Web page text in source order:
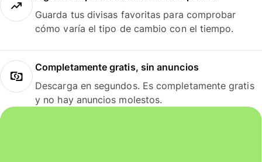
Guarda tus divisas favoritas para comprobar
cómo varía el tipo de cambio con el tiempo.
Completamente gratis, sin anuncios
Descarga en segundos. Es completamente gratis
y no hay anuncios molestos.